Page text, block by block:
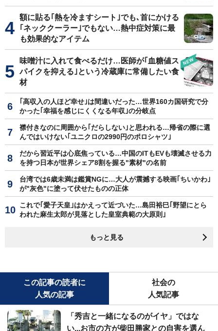
額に貼る｢熱を冷ますシート｣でも､首にかける
｢ネッククーラー｣でもない…熱中症対策に最
も効果的なアイテム
味噌汁に入れて食べるだけ…医師が｢血糖値ス
パイクを抑える｣という冷蔵庫に常備したい食
材
｢高収入の人ほど幸せ｣は間違いだった…世界160カ国研究で分
かった｢幸福を感じにくくなる年収｣の分岐点
襟付きなのに周囲から｢だらしない｣と思われる…帰省の際に選
んではいけない｢ユニクロの2990円のポロシャツ｣
だから習近平は心底焦っている…中国のITもEVも壊滅させる力
を持つ日本が世界シェア8割を握る"素材"の名前
台湾では6歳未満は鑑賞NGに…大人が震撼する映画｢ちいかわ｣
が"灰色"に塗って伏せたものの正体
これで｢愛子天皇｣はかえって近づいた…島田裕巳｢野望にとら
われた麻生太郎が見落とした皇室典範の大原則｣
もっと見る
この記事の読者に
人気の記事
社会の
人気記事
「秀吉と一緒になるのがイヤ」ではな
い...お市の方が柴田勝家との自害を選ん